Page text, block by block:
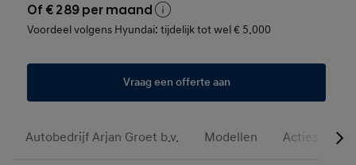
Of € 289 per maand
Voordeel volgens Hyundai: tijdelijk tot wel € 5.000
Vraag een offerte aan
Autobedrijf Arjan Groet b.v. Modellen Acties